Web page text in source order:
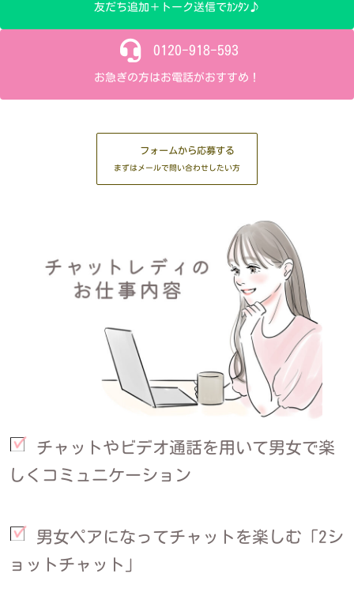
友だち追加＋トーク送信でｶﾝﾀﾝ♪
0120-918-593
お急ぎの方はお電話がおすすめ！
フォームから応募する
まずはメールで問い合わせしたい方
チャットやビデオ通話を用いて男女で楽
しくコミュニケーション
男女ペアになってチャットを楽しむ「2シ
ョットチャット」